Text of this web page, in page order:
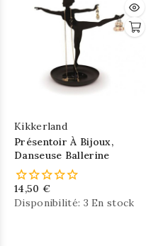
Kikkerland
Présentoir À Bijoux,
Danseuse Ballerine
14,50 €
Disponibilité: 3 En stock